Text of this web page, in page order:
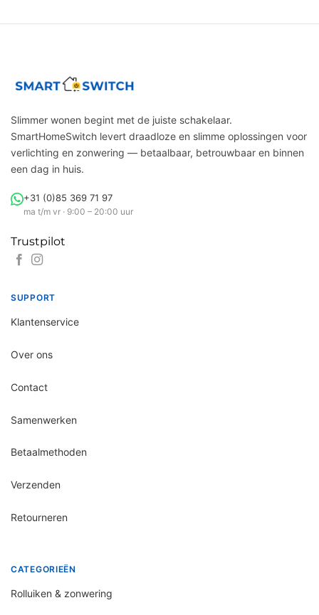
Slimmer wonen begint met de juiste schakelaar.
SmartHomeSwitch levert draadloze en slimme oplossingen voor
verlichting en zonwering — betaalbaar, betrouwbaar en binnen
een dag in huis.
+31 (0)85 369 71 97
ma t/m vr · 9:00 – 20:00 uur
Trustpilot
SUPPORT
Klantenservice
Over ons
Contact
Samenwerken
Betaalmethoden
Verzenden
Retourneren
CATEGORIEËN
Rolluiken & zonwering